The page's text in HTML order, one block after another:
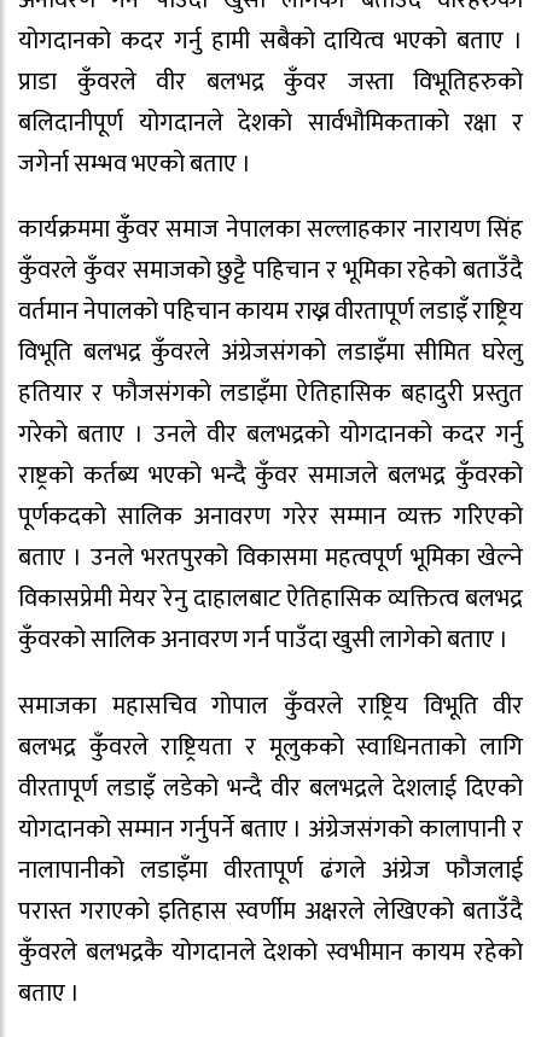
योगदानको कदर गर्नु हामी सबैको दायित्व भएको बताए ।
प्राडा कुँवरले वीर बलभद्र कुँवर जस्ता विभूतिहरुको
बलिदानीपूर्ण योगदानले देशको सार्वभौमिकताको रक्षा र
जगेर्ना सम्भव भएको बताए ।
कार्यक्रममा कुँवर समाज नेपालका सल्लाहकार नारायण सिंह
कुँवरले कुँवर समाजको छुट्टै पहिचान र भूमिका रहेको बताउँदै
वर्तमान नेपालको पहिचान कायम राख्न वीरतापूर्ण लडाइँ राष्ट्रिय
विभूति बलभद्र कुँवरले अंग्रेजसंगको लडाइँमा सीमित घरेलु
हतियार र फौजसंगको लडाइँमा ऐतिहासिक बहादुरी प्रस्तुत
गरेको बताए । उनले वीर बलभद्रको योगदानको कदर गर्नु
राष्ट्रको कर्तब्य भएको भन्दै कुँवर समाजले बलभद्र कुँवरको
पूर्णकदको सालिक अनावरण गरेर सम्मान व्यक्त गरिएको
बताए । उनले भरतपुरको विकासमा महत्वपूर्ण भूमिका खेल्ने
विकासप्रेमी मेयर रेनु दाहालबाट ऐतिहासिक व्यक्तित्व बलभद्र
कुँवरको सालिक अनावरण गर्न पाउँदा खुसी लागेको बताए ।
समाजका महासचिव गोपाल कुँवरले राष्ट्रिय विभूति वीर
बलभद्र कुँवरले राष्ट्रियता र मूलुकको स्वाधिनताको लागि
वीरतापूर्ण लडाइँ लडेको भन्दै वीर बलभद्रले देशलाई दिएको
योगदानको सम्मान गर्नुपर्ने बताए । अंग्रेजसंगको कालापानी र
नालापानीको लडाइँमा वीरतापूर्ण ढंगले अंग्रेज फौजलाई
परास्त गराएको इतिहास स्वर्णीम अक्षरले लेखिएको बताउँदै
कुँवरले बलभद्रकै योगदानले देशको स्वभीमान कायम रहेको
बताए ।